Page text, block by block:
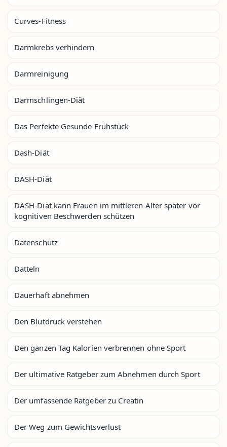
Curves-Fitness
Darmkrebs verhindern
Darmreinigung
Darmschlingen-Diät
Das Perfekte Gesunde Frühstück
Dash-Diät
DASH-Diät
DASH-Diät kann Frauen im mittleren Alter später vor
kognitiven Beschwerden schützen
Datenschutz
Datteln
Dauerhaft abnehmen
Den Blutdruck verstehen
Den ganzen Tag Kalorien verbrennen ohne Sport
Der ultimative Ratgeber zum Abnehmen durch Sport
Der umfassende Ratgeber zu Creatin
Der Weg zum Gewichtsverlust